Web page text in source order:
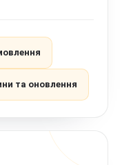
та оновлення